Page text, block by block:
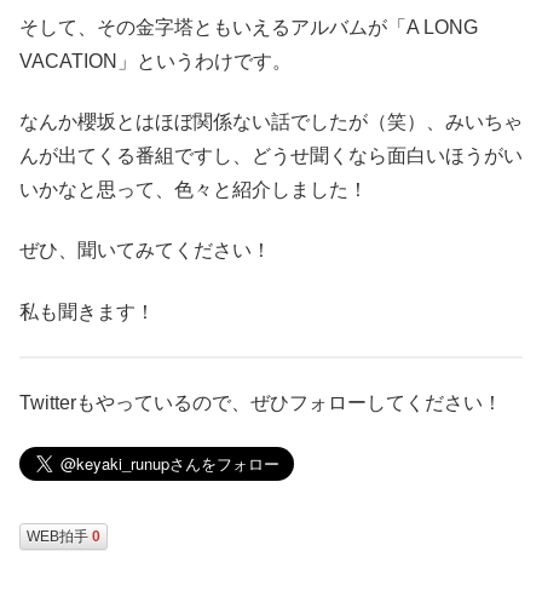
そして、その金字塔ともいえるアルバムが「A LONG
VACATION」というわけです。
なんか櫻坂とはほぼ関係ない話でしたが（笑）、みいちゃ
んが出てくる番組ですし、どうせ聞くなら面白いほうがい
いかなと思って、色々と紹介しました！
ぜひ、聞いてみてください！
私も聞きます！
Twitterもやっているので、ぜひフォローしてください！
WEB拍手 0